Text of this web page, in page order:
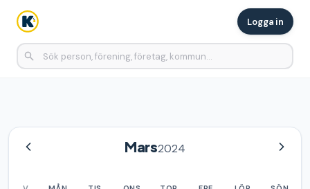
Logga in
Mars2024